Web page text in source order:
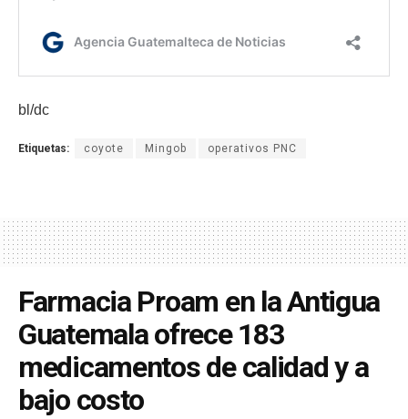
bl/dc
Etiquetas: coyote Mingob operativos PNC
Farmacia Proam en la Antigua
Guatemala ofrece 183
medicamentos de calidad y a
bajo costo